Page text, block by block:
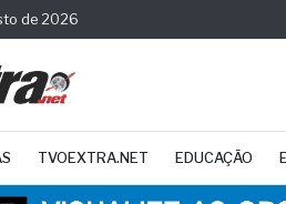
de 2026
TVOEXTRA.NET EDUCAÇÃO